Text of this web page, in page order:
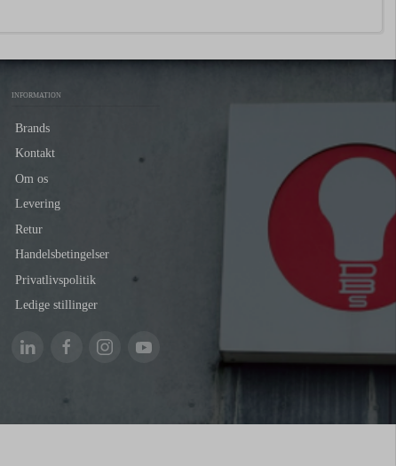
INFORMATION
Brands
Kontakt
Om os
Levering
Retur
Handelsbetingelser
Privatlivspolitik
Ledige stillinger